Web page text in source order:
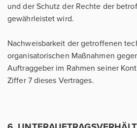
und der Schutz der Rechte der
gewährleistet wird.
Nachweisbarkeit der getroffenen
organisatorischen Maßnahmen
Auftraggeber im Rahmen seiner
Ziffer 7 dieses Vertrages.